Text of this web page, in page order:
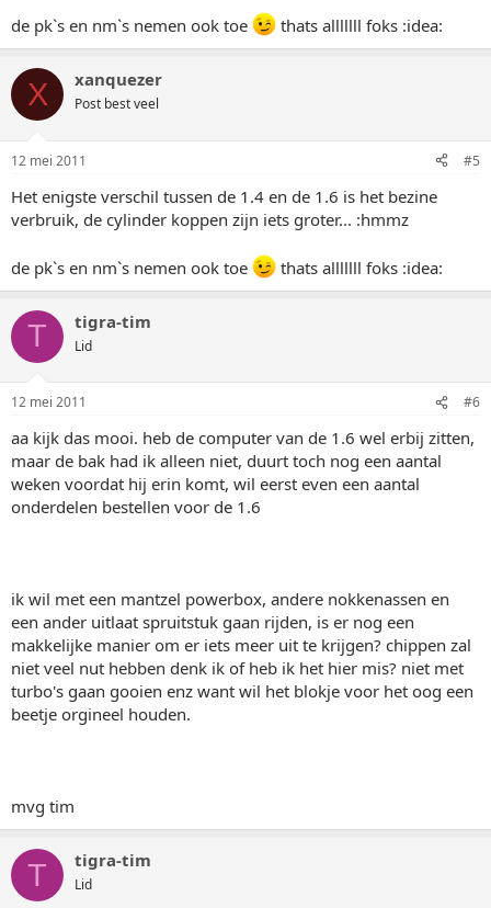
de pk`s en nm`s nemen ook toe thats alllllll foks :idea:
X xanquezer
Post best veel
12 mei 2011 #5
Het enigste verschil tussen de 1.4 en de 1.6 is het bezine
verbruik, de cylinder koppen zijn iets groter... :hmmz
de pk`s en nm`s nemen ook toe thats alllllll foks :idea:
T tigra-tim
Lid
12 mei 2011 #6
aa kijk das mooi. heb de computer van de 1.6 wel erbij zitten,
maar de bak had ik alleen niet, duurt toch nog een aantal
weken voordat hij erin komt, wil eerst even een aantal
onderdelen bestellen voor de 1.6
ik wil met een mantzel powerbox, andere nokkenassen en
een ander uitlaat spruitstuk gaan rijden, is er nog een
makkelijke manier om er iets meer uit te krijgen? chippen zal
niet veel nut hebben denk ik of heb ik het hier mis? niet met
turbo's gaan gooien enz want wil het blokje voor het oog een
beetje orgineel houden.
mvg tim
T tigra-tim
Lid